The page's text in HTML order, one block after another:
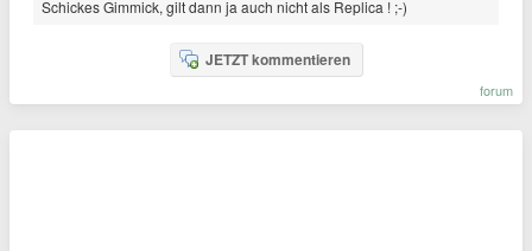
Schickes Gimmick, gilt dann ja auch nicht als Replica ! ;-)
JETZT kommentieren
forum